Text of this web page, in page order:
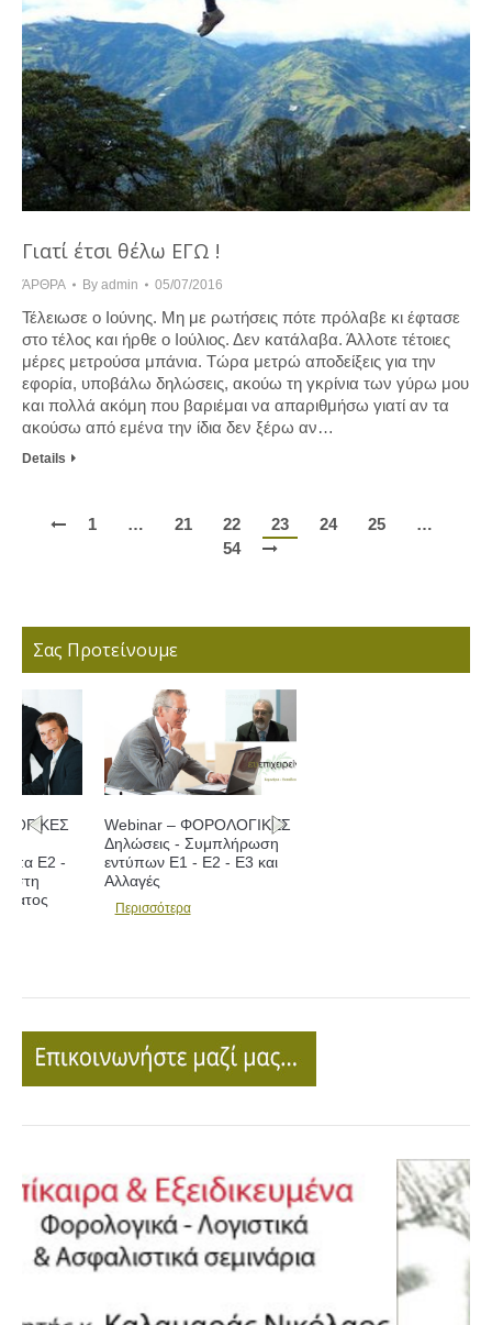
Γιατί έτσι θέλω ΕΓΩ !
ΆΡΘΡΑ By admin 05/07/2016
Τέλειωσε ο Ιούνης. Μη με ρωτήσεις πότε πρόλαβε κι έφτασε
στο τέλος και ήρθε ο Ιούλιος. Δεν κατάλαβα. Άλλοτε τέτοιες
μέρες μετρούσα μπάνια. Τώρα μετρώ αποδείξεις για την
εφορία, υποβάλω δηλώσεις, ακούω τη γκρίνια των γύρω μου
και πολλά ακόμη που βαριέμαι να απαριθμήσω γιατί αν τα
ακούσω από εμένα την ίδια δεν ξέρω αν…
Details
1 … 21 22 23 24 25
…
54
Σας Προτείνουμε
Webinar – ΦΟΡΟΛΟΓΙΚΕΣ
Δηλώσεις - Συμπλήρωση
εντύπων Ε1 - Ε2 - Ε3 και
Αλλαγές
Περισσότερα